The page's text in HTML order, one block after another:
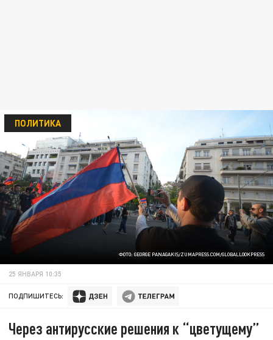
ФОТО: GEORGE PANAGAKIS/ZUMAPRESS.COM/GLOBALLOOKPRESS
ПОЛИТИКА
25 ЯНВАРЯ 10:35
ПОДПИШИТЕСЬ:
Через антирусские решения к “цветущему”